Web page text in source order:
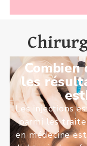
les
Les injections
parmi les
en médecine